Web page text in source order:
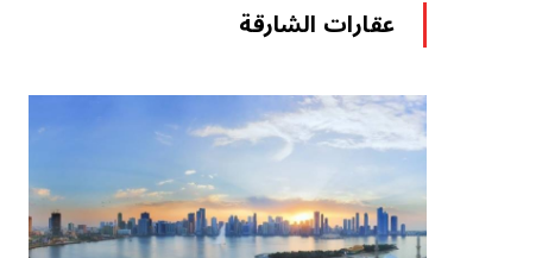
عقارات الشارقة